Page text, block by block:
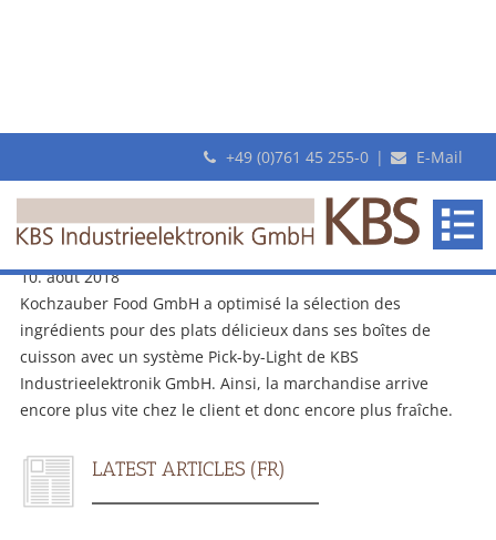
+49 (0)761 45 255-0 | E-Mail
Pick-by-Light de KBS : la dernière recette du succès chez
Kochzauber
10. août 2018
Kochzauber Food GmbH a optimisé la sélection des
ingrédients pour des plats délicieux dans ses boîtes de
cuisson avec un système Pick-by-Light de KBS
Industrieelektronik GmbH. Ainsi, la marchandise arrive
encore plus vite chez le client et donc encore plus fraîche.
LATEST ARTICLES (FR)